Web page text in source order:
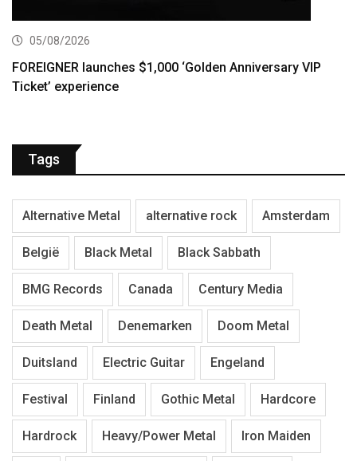
05/08/2026
FOREIGNER launches $1,000 ‘Golden Anniversary VIP
Ticket’ experience
Tags
Alternative Metal alternative rock Amsterdam
België Black Metal Black Sabbath
BMG Records Canada Century Media
Death Metal Denemarken Doom Metal
Duitsland Electric Guitar Engeland
Festival Finland Gothic Metal Hardcore
Hardrock Heavy/Power Metal Iron Maiden